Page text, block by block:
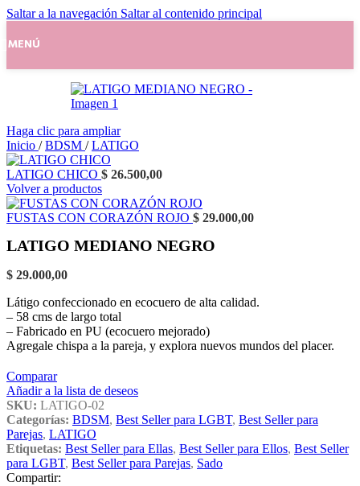
Saltar a la navegación Saltar al contenido principal
MENÚ
Haga clic para ampliar
Inicio / BDSM / LATIGO
LATIGO CHICO $ 26.500,00
Volver a productos
FUSTAS CON CORAZÓN ROJO $ 29.000,00
LATIGO MEDIANO NEGRO
$ 29.000,00
Látigo confeccionado en ecocuero de alta calidad.
– 58 cms de largo total
– Fabricado en PU (ecocuero mejorado)
Agregale chispa a la pareja, y explora nuevos mundos del placer.
Comparar
Añadir a la lista de deseos
SKU: LATIGO-02
Categorías: BDSM, Best Seller para LGBT, Best Seller para
Parejas, LATIGO
Etiquetas: Best Seller para Ellas, Best Seller para Ellos, Best Seller
para LGBT, Best Seller para Parejas, Sado
Compartir: